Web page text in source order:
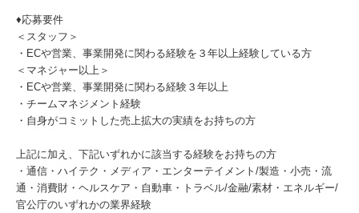
♦応募要件
＜スタッフ＞
・ECや営業、事業開発に関わる経験を３年以上経験している方
＜マネジャー以上＞
・ECや営業、事業開発に関わる経験３年以上
・チームマネジメント経験
・自身がコミットした売上拡大の実績をお持ちの方
上記に加え、下記いずれかに該当する経験をお持ちの方
・通信・ハイテク・メディア・エンターテイメント/製造・小売・流
通・消費財・ヘルスケア・自動車・トラベル/金融/素材・エネルギー/
官公庁のいずれかの業界経験